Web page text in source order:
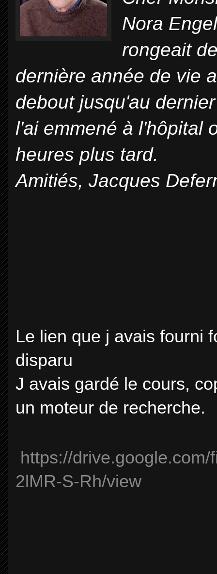
Nora
rongeait
dernière année de vie
debout jusqu'au
l'ai emmené à l'hôpital
heures plus tard.
Amitiés, Jacques
Le lien que j avais fourni
disparu
J avais gardé le cours,
un moteur de recherche.
https://
2lMR-S-Rh/view